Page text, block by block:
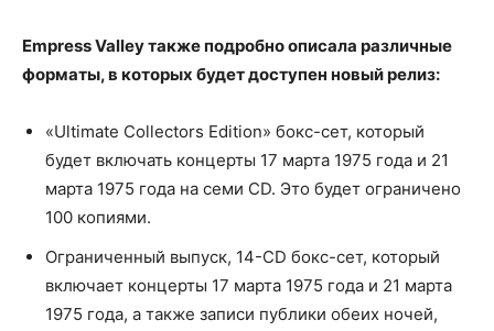
Empress Valley также подробно описала различные
форматы, в которых будет доступен новый релиз:
«Ultimate Collectors Edition» бокс-сет, который
будет включать концерты 17 марта 1975 года и 21
марта 1975 года на семи CD. Это будет ограничено
100 копиями.
Ограниченный выпуск, 14-CD бокс-сет, который
включает концерты 17 марта 1975 года и 21 марта
1975 года, а также записи публики обеих ночей,